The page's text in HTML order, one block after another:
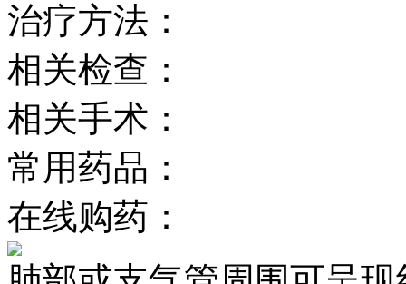
治疗方法：
相关检查：
相关手术：
常用药品：
在线购药：